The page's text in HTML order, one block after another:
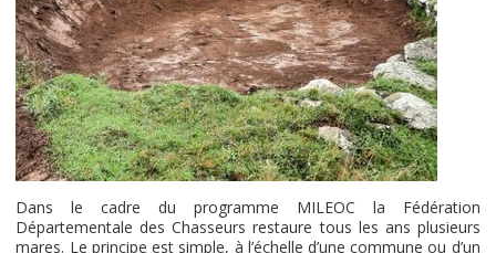
Dans le cadre du programme MILEOC la Fédération
Départementale des Chasseurs restaure tous les ans plusieurs
mares. Le principe est simple, à l’échelle d’une commune ou d’un